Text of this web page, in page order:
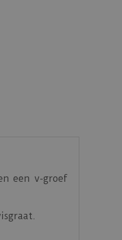
een v-groef